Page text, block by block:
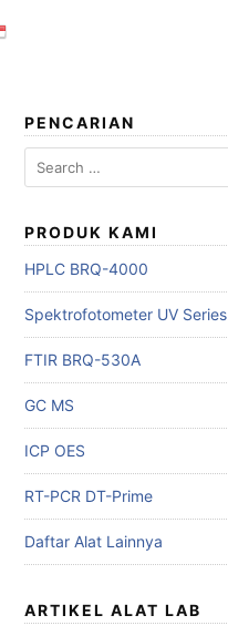
PENCARIAN
Search
for:
PRODUK KAMI
HPLC BRQ-4000
Spektrofotometer UV Series
FTIR BRQ-530A
GC MS
ICP OES
RT-PCR DT-Prime
Daftar Alat Lainnya
ARTIKEL ALAT LAB